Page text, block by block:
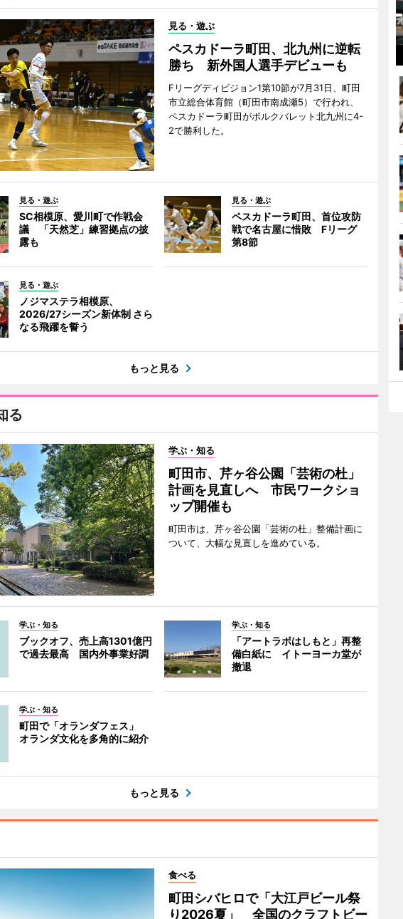
見る・遊ぶ
ペスカドーラ町田、北九州に逆転
勝ち 新外国人選手デビューも
Fリーグディビジョン1第10節が7月31日、町田
市立総合体育館（町田市南成瀬5）で行われ、
ペスカドーラ町田がボルクバレット北九州に4-
2で勝利した。
見る・遊ぶ
SC相模原、愛川町で作戦会
議 「天然芝」練習拠点の披
露も
見る・遊ぶ
ペスカドーラ町田、首位攻防
戦で名古屋に惜敗 Fリーグ
第8節
見る・遊ぶ
ノジマステラ相模原、
2026/27シーズン新体制 さら
なる飛躍を誓う
もっと見る
る
学ぶ・知る
町田市、芹ヶ谷公園「芸術の杜」
計画を見直しへ 市民ワークショ
ップ開催も
町田市は、芹ヶ谷公園「芸術の杜」整備計画に
ついて、大幅な見直しを進めている。
学ぶ・知る
ブックオフ、売上高1301億円
で過去最高 国内外事業好調
学ぶ・知る
「アートラボはしもと」再整
備白紙に イトーヨーカ堂が
撤退
学ぶ・知る
町田で「オランダフェス」
オランダ文化を多角的に紹介
もっと見る
食べる
町田シバヒロで「大江戸ビール祭
り2026夏」 全国のクラフトビー